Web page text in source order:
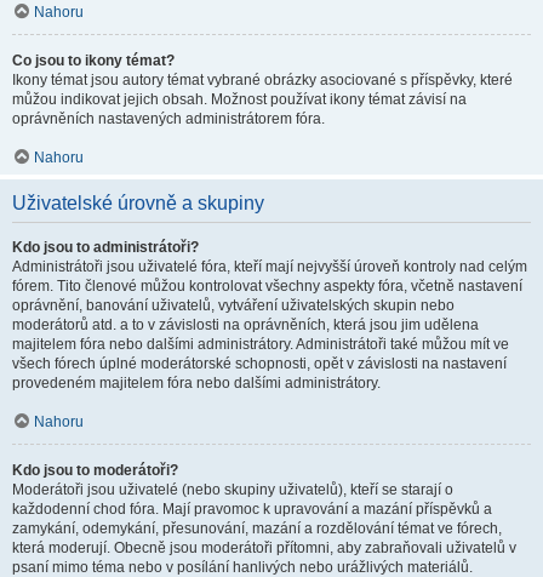
Nahoru
Co jsou to ikony témat?
Ikony témat jsou autory témat vybrané obrázky asociované s příspěvky, které
můžou indikovat jejich obsah. Možnost používat ikony témat závisí na
oprávněních nastavených administrátorem fóra.
Nahoru
Uživatelské úrovně a skupiny
Kdo jsou to administrátoři?
Administrátoři jsou uživatelé fóra, kteří mají nejvyšší úroveň kontroly nad celým
fórem. Tito členové můžou kontrolovat všechny aspekty fóra, včetně nastavení
oprávnění, banování uživatelů, vytváření uživatelských skupin nebo
moderátorů atd. a to v závislosti na oprávněních, která jsou jim udělena
majitelem fóra nebo dalšími administrátory. Administrátoři také můžou mít ve
všech fórech úplné moderátorské schopnosti, opět v závislosti na nastavení
provedeném majitelem fóra nebo dalšími administrátory.
Nahoru
Kdo jsou to moderátoři?
Moderátoři jsou uživatelé (nebo skupiny uživatelů), kteří se starají o
každodenní chod fóra. Mají pravomoc k upravování a mazání příspěvků a
zamykání, odemykání, přesunování, mazání a rozdělování témat ve fórech,
která moderují. Obecně jsou moderátoři přítomni, aby zabraňovali uživatelů v
psaní mimo téma nebo v posílání hanlivých nebo urážlivých materiálů.